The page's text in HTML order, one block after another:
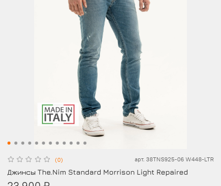
(0) арт. 38TNS925-06 W448-LTR
Джинсы The.Nim Standard Morrison Light Repaired